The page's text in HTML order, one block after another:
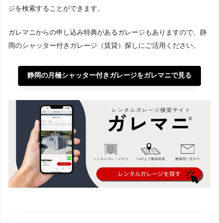
ジを検索することができます。
ガレマニからの申し込み特典があるガレージもありますので、静
岡のシャッター付きガレージ（賃貸）探しにご活用ください。
静岡の月極シャッター付きガレージをガレマニで見る